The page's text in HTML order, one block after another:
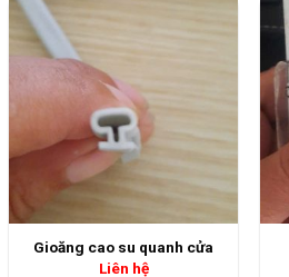
Gioăng cao su quanh cửa
Liên hệ